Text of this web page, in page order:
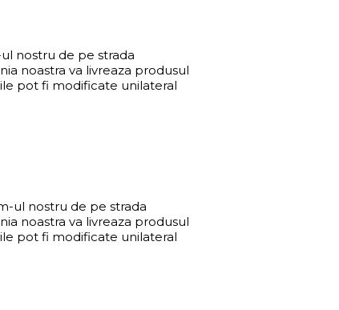
nostru de pe strada
noastra va livreaza produsul
pot fi modificate unilateral
ul nostru de pe strada
noastra va livreaza produsul
pot fi modificate unilateral